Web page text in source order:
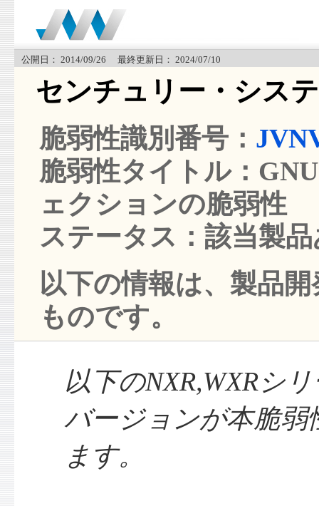
公開日： 2014/09/26 最終更新日： 2024/07/10
センチュリー・シス
脆弱性識別番号：
脆弱性タイトル：
ェクションの脆弱性
ステータス：該当製
以下の情報は、製品
ものです。
以下のNXR,WXRシ
バージョンが本脆弱
ます。